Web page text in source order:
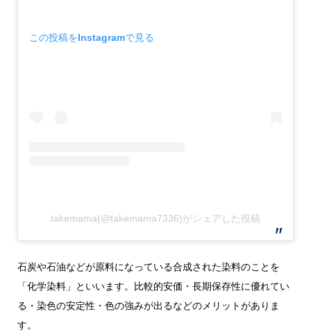
この投稿をInstagramで見る
takemama(@takemama7336)がシェアした投稿
石炭や石油などが原料になっている合成された染料のことを
「化学染料」といいます。比較的安価・長期保存性に優れてい
る・染色の安定性・色の強みが出るなどのメリットがありま
す。